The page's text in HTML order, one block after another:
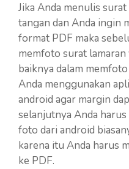
Jika Anda menulis
tangan dan Anda ingin
format PDF maka
memfoto surat
baiknya dalam
Anda menggunakan
android agar margin
selanjutnya Anda
foto dari android
karena itu Anda harus
ke PDF.